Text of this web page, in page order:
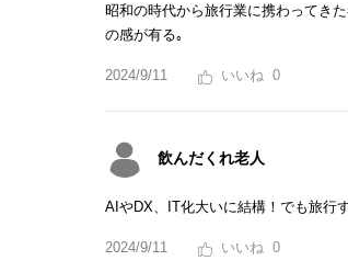
昭和の時代から旅行業に携わってき
の感が有る｡
2024/9/11 0
飲んだくれ老人
AIやDX、IT化大いに結構！でも旅行
2024/9/11 0